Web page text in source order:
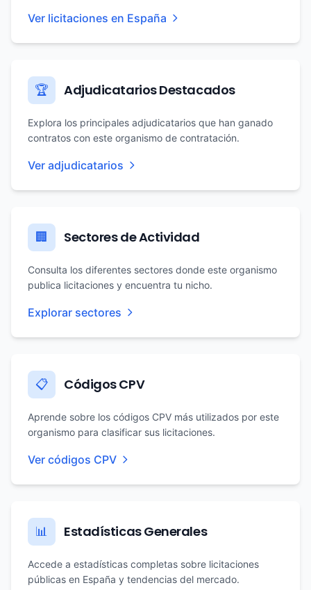
Ver licitaciones en España
🏆 Adjudicatarios Destacados
Explora los principales adjudicatarios que han ganado
contratos con este organismo de contratación.
Ver adjudicatarios
🏢 Sectores de Actividad
Consulta los diferentes sectores donde este organismo
publica licitaciones y encuentra tu nicho.
Explorar sectores
📋 Códigos CPV
Aprende sobre los códigos CPV más utilizados por este
organismo para clasificar sus licitaciones.
Ver códigos CPV
📊 Estadísticas Generales
Accede a estadísticas completas sobre licitaciones
públicas en España y tendencias del mercado.